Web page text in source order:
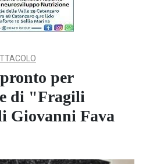
per
di "Fragili
Giovanni Fava